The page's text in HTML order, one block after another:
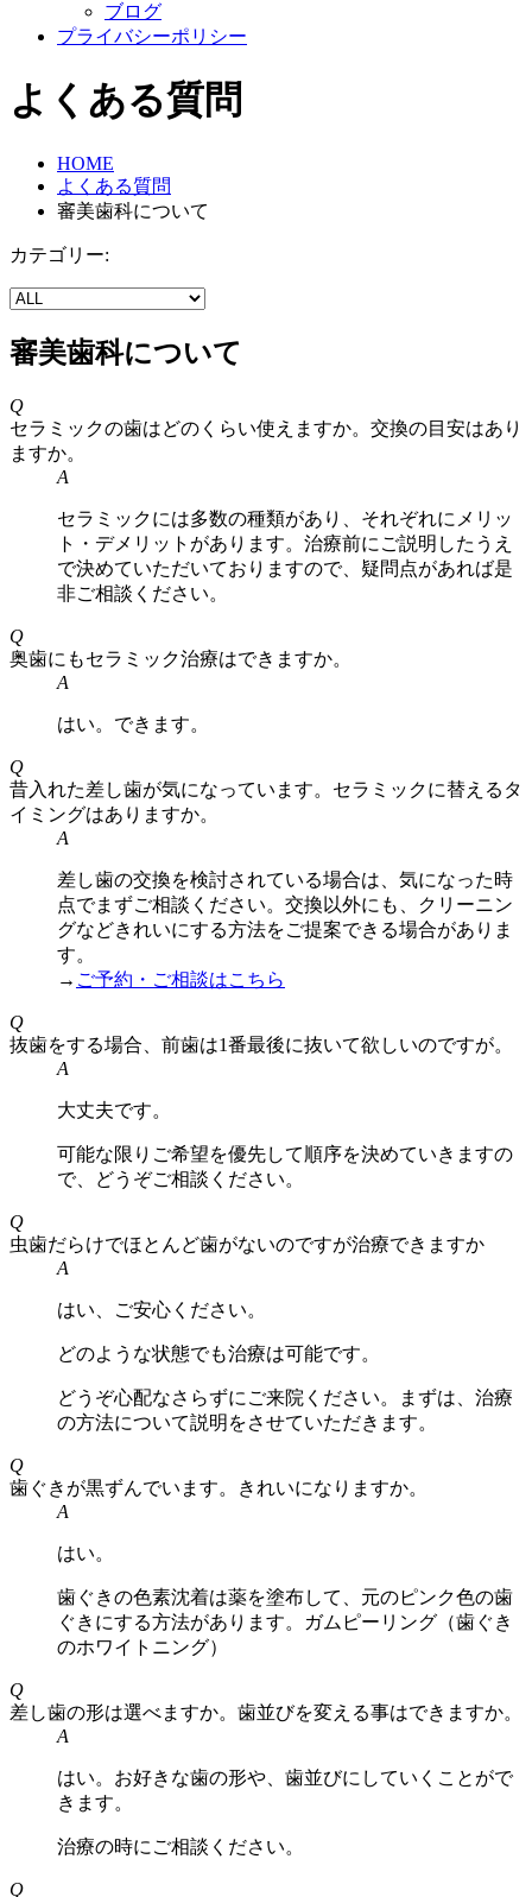
ブログ
プライバシーポリシー
よくある質問
HOME
よくある質問
審美歯科について
カテゴリー:
審美歯科について
Q
セラミックの歯はどのくらい使えますか。交換の目安はあり
ますか。
A
セラミックには多数の種類があり、それぞれにメリッ
ト・デメリットがあります。治療前にご説明したうえ
で決めていただいておりますので、疑問点があれば是
非ご相談ください。
Q
奥歯にもセラミック治療はできますか。
A
はい。できます。
Q
昔入れた差し歯が気になっています。セラミックに替えるタ
イミングはありますか。
A
差し歯の交換を検討されている場合は、気になった時
点でまずご相談ください。交換以外にも、クリーニン
グなどきれいにする方法をご提案できる場合がありま
す。
→ ご予約・ご相談はこちら
Q
抜歯をする場合、前歯は1番最後に抜いて欲しいのですが。
A
大丈夫です。
可能な限りご希望を優先して順序を決めていきますの
で、どうぞご相談ください。
Q
虫歯だらけでほとんど歯がないのですが治療できますか
A
はい、ご安心ください。
どのような状態でも治療は可能です。
どうぞ心配なさらずにご来院ください。まずは、治療
の方法について説明をさせていただきます。
Q
歯ぐきが黒ずんでいます。きれいになりますか。
A
はい。
歯ぐきの色素沈着は薬を塗布して、元のピンク色の歯
ぐきにする方法があります。ガムピーリング（歯ぐき
のホワイトニング）
Q
差し歯の形は選べますか。歯並びを変える事はできますか。
A
はい。お好きな歯の形や、歯並びにしていくことがで
きます。
治療の時にご相談ください。
Q